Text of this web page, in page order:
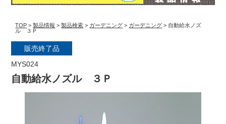
TOP >製品情報 >製品検索 > ガーデニング > ガーデニング > 自動給水ノズ
ル ３Ｐ
販売終了品
MYS024
自動給水ノズル ３Ｐ